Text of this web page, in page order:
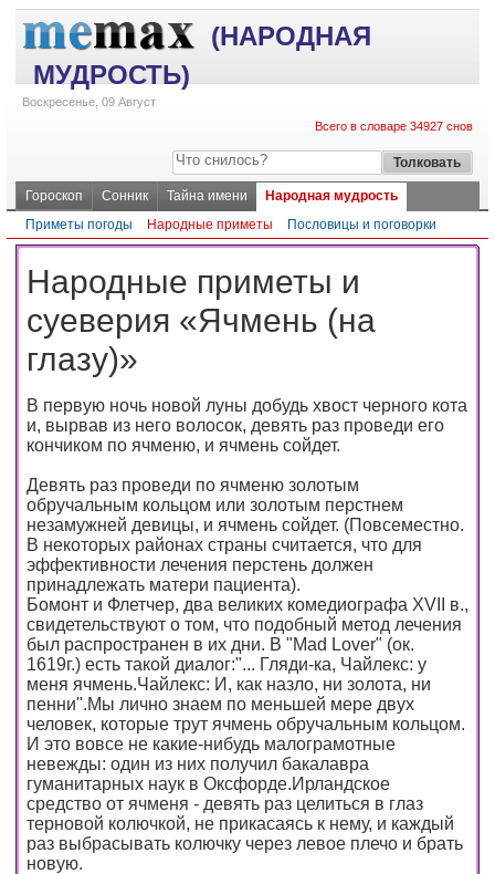
(НАРОДНАЯ
МУДРОСТЬ)
Воскресенье, 09 Август
Всего в словаре 34927 снов
Гороскоп Сонник Тайна имени
Народная мудрость
Приметы погоды
Народные приметы Пословицы и поговорки
Народные приметы и
суеверия «Ячмень (на
глазу)»
В первую ночь новой луны добудь хвост черного кота
и, вырвав из него волосок, девять раз проведи его
кончиком по ячменю, и ячмень сойдет.
Девять раз проведи по ячменю золотым
обручальным кольцом или золотым перстнем
незамужней девицы, и ячмень сойдет. (Повсеместно.
В некоторых районах cтраны считается, что для
эффективности лечения перстень должен
принадлежать матери пациента).
Бомонт и Флетчер, два великих комедиографа XVII в.,
свидетельствуют о том, что подобный метод лечения
был распространен в их дни. В "Mad Lover" (ок.
1619г.) есть такой диалог:"... Гляди-ка, Чайлекс: у
меня ячмень.Чайлекс: И, как назло, ни золота, ни
пенни".Мы лично знаем по меньшей мере двух
человек, которые трут ячмень обручальным кольцом.
И это вовсе не какие-нибудь малограмотные
невежды: один из них получил бакалавра
гуманитарных наук в Оксфорде.Ирландское
средство от ячменя - девять раз целиться в глаз
терновой колючкой, не прикасаясь к нему, и каждый
раз выбрасывать колючку через левое плечо и брать
новую.